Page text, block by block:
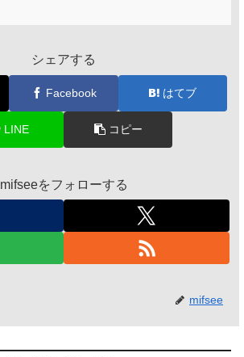
シェアする
Facebook はてブ
LINE コピー
mifseeをフォローする
mifsee